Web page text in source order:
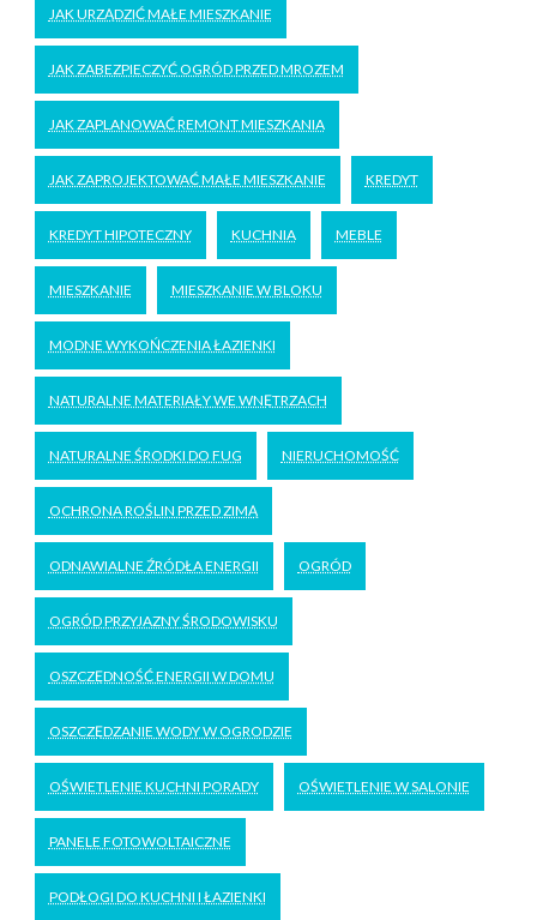
JAK URZĄDZIĆ MAŁE MIESZKANIE
JAK ZABEZPIECZYĆ OGRÓD PRZED MROZEM
JAK ZAPLANOWAĆ REMONT MIESZKANIA
JAK ZAPROJEKTOWAĆ MAŁE MIESZKANIE KREDYT
KREDYT HIPOTECZNY KUCHNIA MEBLE
MIESZKANIE MIESZKANIE W BLOKU
MODNE WYKOŃCZENIA ŁAZIENKI
NATURALNE MATERIAŁY WE WNĘTRZACH
NATURALNE ŚRODKI DO FUG NIERUCHOMOŚĆ
OCHRONA ROŚLIN PRZED ZIMĄ
ODNAWIALNE ŹRÓDŁA ENERGII OGRÓD
OGRÓD PRZYJAZNY ŚRODOWISKU
OSZCZĘDNOŚĆ ENERGII W DOMU
OSZCZĘDZANIE WODY W OGRODZIE
OŚWIETLENIE KUCHNI PORADY OŚWIETLENIE W SALONIE
PANELE FOTOWOLTAICZNE
PODŁOGI DO KUCHNI I ŁAZIENKI